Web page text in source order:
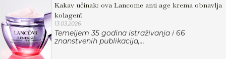
Kakav učinak: ova Lancome anti age krema obnavlja
kolagen!
13.03.2026.
Temeljem 35 godina istraživanja i 66
znanstvenih publikacija,...